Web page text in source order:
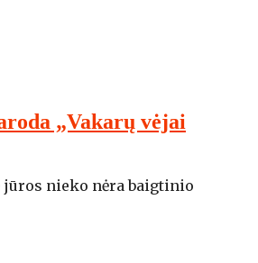
„Vakarų vėjai
jūros nieko nėra baigtinio